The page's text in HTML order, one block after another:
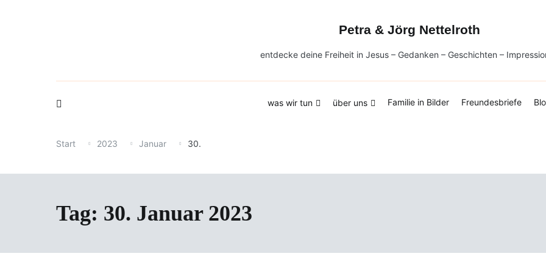
Petra & Jörg Nettelroth
entdecke deine Freiheit in Jesus – Gedanken – Geschichten –
was wir tun über uns Familie in Bilder Freundesbriefe
Start 2023 Januar 30.
Tag: 30. Januar 2023